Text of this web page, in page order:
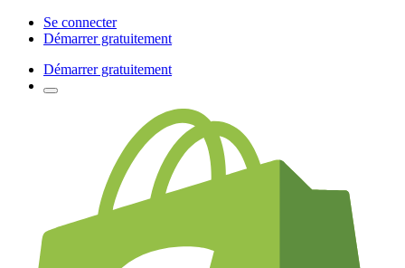
Se connecter
Démarrer gratuitement
Démarrer gratuitement